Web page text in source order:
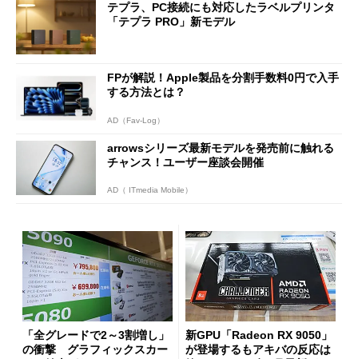
テプラ、PC接続にも対応したラベルプリンタ
「テプラ PRO」新モデル
FPが解説！Apple製品を分割手数料0円で入手
する方法とは？
AD（Fav-Log）
arrowsシリーズ最新モデルを発売前に触れる
チャンス！ユーザー座談会開催
AD（ ITmedia Mobile）
「全グレードで2～3割増し」
の衝撃 グラフィックスカー
新GPU「Radeon RX 9050」
が登場するもアキバの反応は